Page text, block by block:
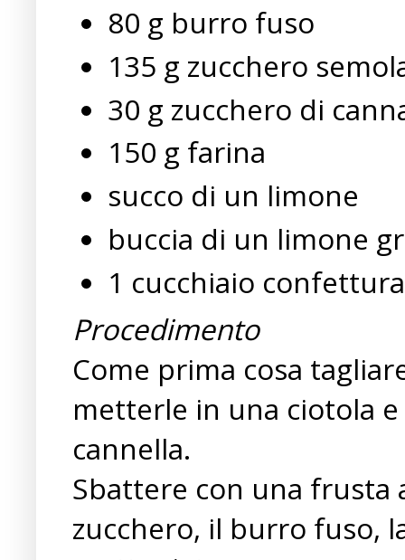
80 g burro fuso
135 g zucchero
30 g zucchero di
150 g farina
succo di un limone
buccia di un limone
1 cucchiaio
Procedimento
Come prima cosa
metterle in una ciotola
cannella.
Sbattere con una frusta
zucchero, il burro fuso,